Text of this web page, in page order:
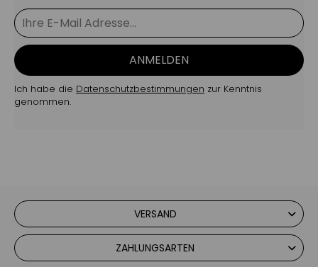
ANMELDEN
Ich habe die Datenschutzbestimmungen zur Kenntnis
genommen.
VERSAND
ZAHLUNGSARTEN